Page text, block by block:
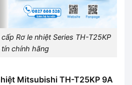
Rơ le nhiệt Series TH-T25KP
tín chính hãng
Mitsubishi TH-T25KP 9A